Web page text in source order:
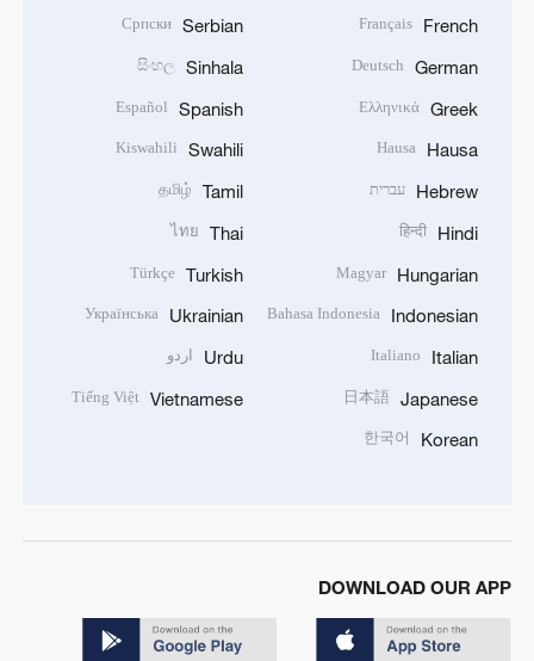
French
Français
German
Deutsch
Greek
Ελληνικά
Hausa
Hausa
Hebrew עברית
Hindi
हिन्दी
Hungarian
Magyar
Indonesian
Bahasa Indonesia
Italian
Italiano
Japanese
日本語
Korean
한국어
Serbian
Српски
Sinhala
සිංහල
Spanish
Español
Swahili
Kiswahili
Tamil
தமிழ்
Thai
ไทย
Turkish
Türkçe
Ukrainian
Українська
Urdu اردو
Vietnamese
Tiếng Việt
DOWNLOAD OUR APP